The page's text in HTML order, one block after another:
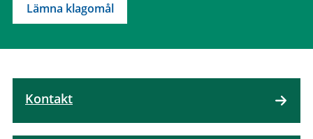
Lämna klagomål
Kontakt